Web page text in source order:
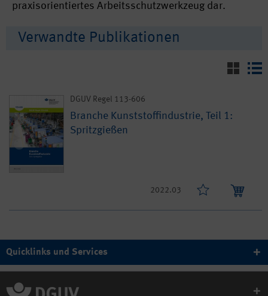
praxisorientiertes Arbeitsschutzwerkzeug dar.
Verwandte Publikationen
DGUV Regel 113-606
Branche Kunststoffindustrie, Teil 1:
Spritzgießen
2022.03
Quicklinks und Services